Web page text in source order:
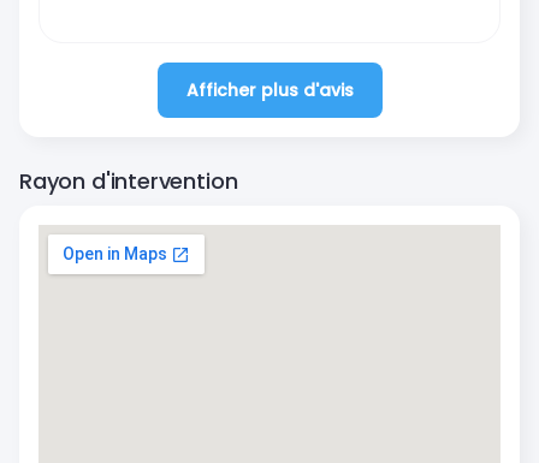
Afficher plus d'avis
Rayon d'intervention